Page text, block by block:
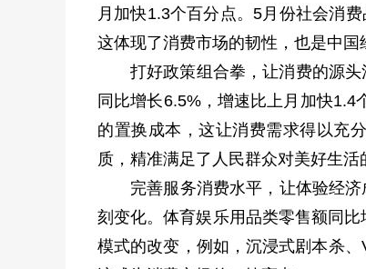
月加快1.3个百分点。5月份社会消
这体现了消费市场的韧性，也是中国
打好政策组合拳，让消费的源
同比增长6.5%，增速比上月加快
的置换成本，这让消费需求得以充
质，精准满足了人民群众对美好生活
完善服务消费水平，让体验经
刻变化。体育娱乐用品类零售额同
模式的改变，例如，沉浸式剧本杀